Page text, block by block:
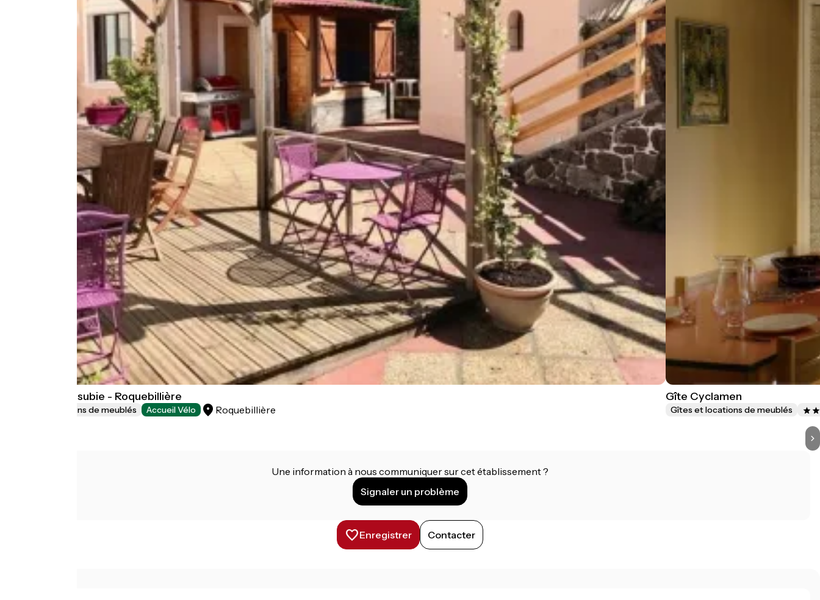
La Maison Vésubie - Roquebillière
Gîtes et locations de meublés Accueil Vélo Roquebillière
Gîte Cyclamen
Gîtes et locations de meublés
Une information à nous communiquer sur cet établissement ?
Signaler un problème
Enregistrer Contacter